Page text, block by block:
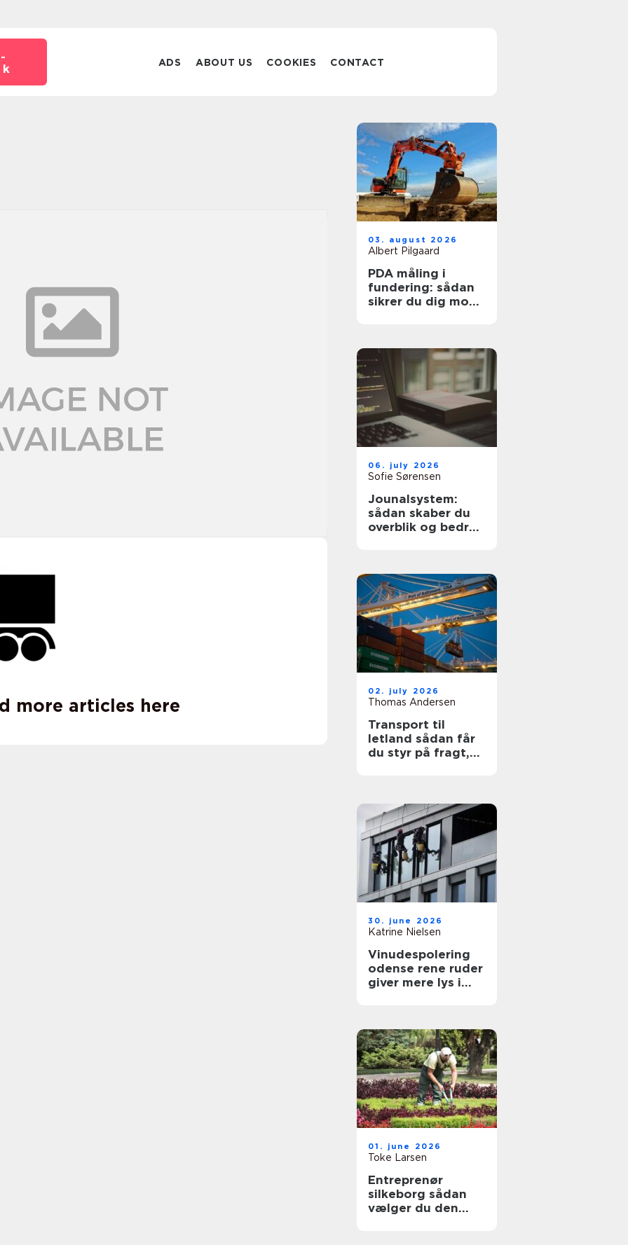
ADS ABOUT US COOKIES CONTACT
more articles here
03. august 2026
Albert Pilgaard
PDA måling i
fundering: sådan
sikrer du dig mod
06. july 2026
Sofie Sørensen
Jounalsystem:
sådan skaber du
overblik og bedre
02. july 2026
Thomas Andersen
Transport til
letland sådan får
du styr på fragt,
30. june 2026
Katrine Nielsen
Vinudespolering
odense rene ruder
giver mere lys i
01. june 2026
Toke Larsen
Entreprenør
silkeborg sådan
vælger du den